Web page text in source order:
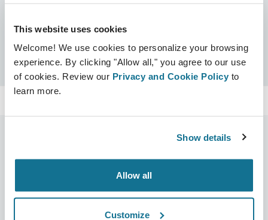
This website uses cookies
Welcome! We use cookies to personalize your browsing
experience. By clicking "Allow all," you agree to our use
of cookies. Review our Privacy and Cookie Policy to
learn more.
Show details
Allow all
Customize
Сертификаты
Сертифицировано Crisalix Поиск
Бизнес решения